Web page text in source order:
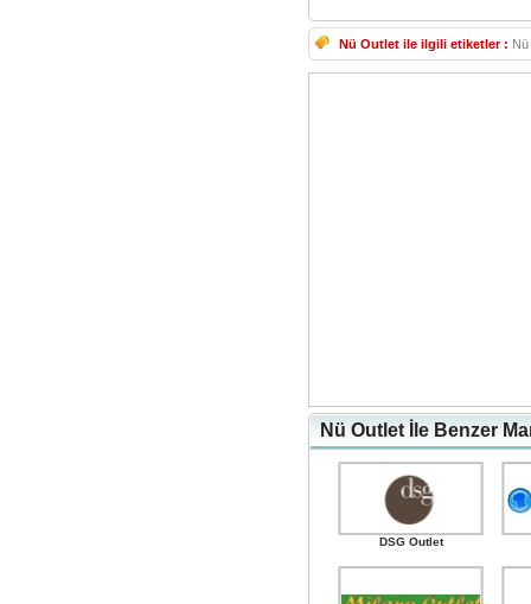
Nü Outlet ile ilgili etiketler :
Nü Outlet İle Benzer
DSG Outlet